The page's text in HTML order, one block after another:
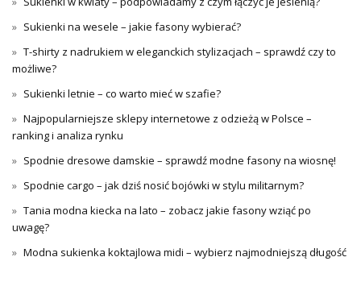
Sukienki na wesele – jakie fasony wybierać?
T-shirty z nadrukiem w eleganckich stylizacjach – sprawdź czy to
możliwe?
Sukienki letnie – co warto mieć w szafie?
Najpopularniejsze sklepy internetowe z odzieżą w Polsce –
ranking i analiza rynku
Spodnie dresowe damskie – sprawdź modne fasony na wiosnę!
Spodnie cargo – jak dziś nosić bojówki w stylu militarnym?
Tania modna kiecka na lato – zobacz jakie fasony wziąć po
uwagę?
Modna sukienka koktajlowa midi – wybierz najmodniejszą długość